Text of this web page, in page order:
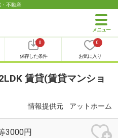
・不動産
0
保存した条件
0
お気に入り
賃貸(賃貸マンショ
情報提供元 アットホーム
3000円